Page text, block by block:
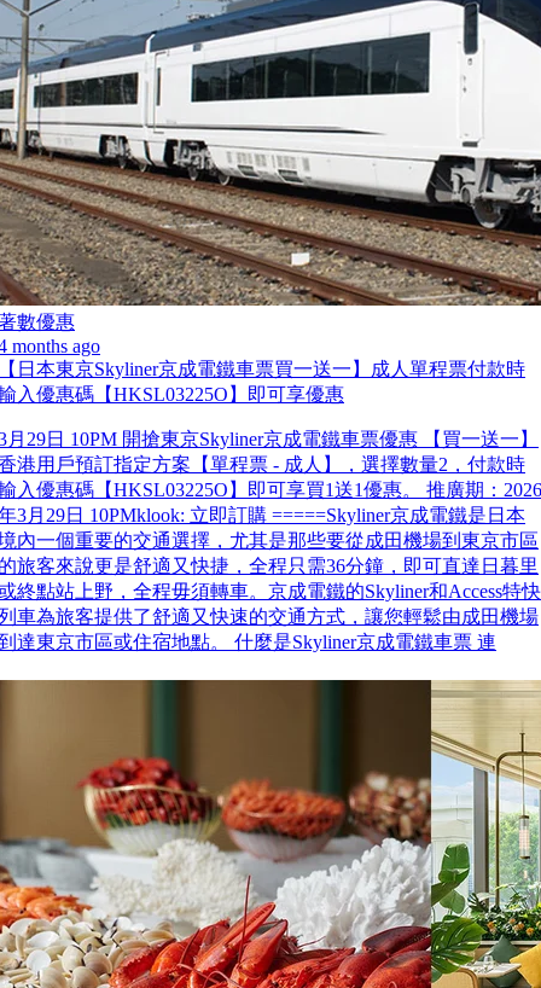
數優惠
months ago
日本東京Skyliner京成電鐵車票買一送一】成人單程票付款時
入優惠碼【HKSL03225O】即可享優惠
月29日 10PM 開搶東京Skyliner京成電鐵車票優惠 【買一送一】
港用戶預訂指定方案【單程票 - 成人】，選擇數量2，付款時
入優惠碼【HKSL03225O】即可享買1送1優惠。 推廣期：2026
3月29日 10PMklook: 立即訂購 =====Skyliner京成電鐵是日本
內一個重要的交通選擇，尤其是那些要從成田機場到東京市區
旅客來說更是舒適又快捷，全程只需36分鐘，即可直達日暮里
終點站上野，全程毋須轉車。京成電鐵的Skyliner和Access特快
車為旅客提供了舒適又快速的交通方式，讓您輕鬆由成田機場
達東京市區或住宿地點。 什麼是Skyliner京成電鐵車票 連